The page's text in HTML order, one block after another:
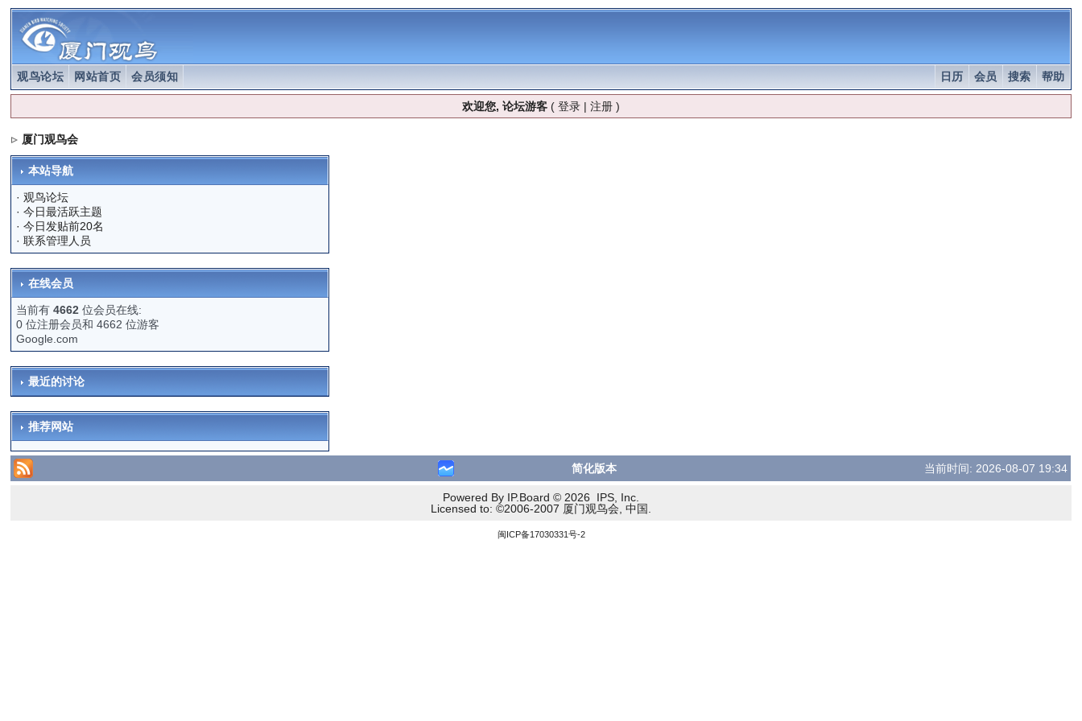
观鸟论坛 网站首页 会员须知 帮助
搜索
会员
日历
欢迎您, 论坛游客( 登录| 注册)
厦门观鸟会
本站导航
·观鸟论坛
·今日最活跃主题
·今日发贴前20名
·联系管理人员
在线会员
当前有4662 位会员在线:
0 位注册会员和 4662 位游客
Google.com
最近的讨论
推荐网站
简化版本 当前时间: 2026-08-07 19:34
Powered By IP.Board © 2026 IPS, Inc.
Licensed to: ©2006-2007 厦门观鸟会, 中国.
闽ICP备17030331号-2